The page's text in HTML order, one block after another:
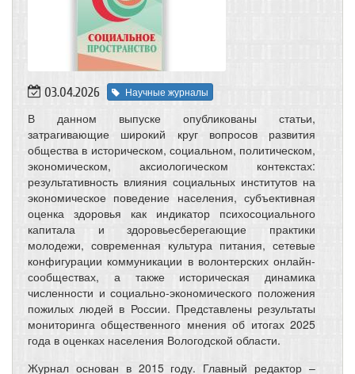
03.04.2026 Научные журналы
В данном выпуске опубликованы статьи,
затрагивающие широкий круг вопросов развития
общества в историческом, социальном, политическом,
экономическом, аксиологическом контекстах:
результативность влияния социальных институтов на
экономическое поведение населения, субъективная
оценка здоровья как индикатор психосоциального
капитала и здоровьесберегающие практики
молодежи, современная культура питания, сетевые
конфигурации коммуникации в волонтерских онлайн-
сообществах, а также историческая динамика
численности и социально-экономического положения
пожилых людей в России. Представлены результаты
мониторинга общественного мнения об итогах 2025
года в оценках населения Вологодской области.
Журнал основан в 2015 году. Главный редактор –